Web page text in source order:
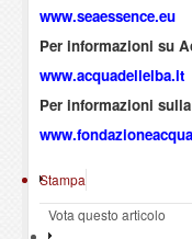
www.seaessence.eu
Per informazioni su
www.acquadellelba.it
Per informazioni
Stampa
Vota questo articolo